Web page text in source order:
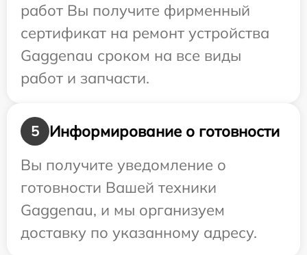
работ Вы получите фирменный
сертификат на ремонт устройства
Gaggenau сроком на все виды
работ и запчасти.
5
Информирование о готовности
Вы получите уведомление о
готовности Вашей техники
Gaggenau, и мы организуем
доставку по указанному адресу.